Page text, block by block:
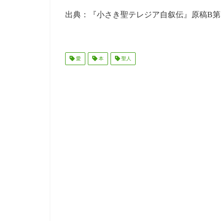
出典：『小さき聖テレジア自叙伝』原稿B
愛 本 聖人